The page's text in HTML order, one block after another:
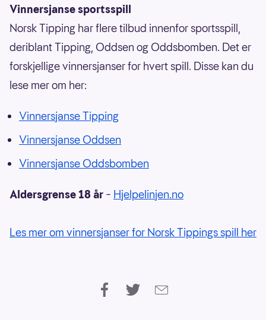
Vinnersjanse sportsspill
Norsk Tipping har flere tilbud innenfor sportsspill,
deriblant Tipping, Oddsen og Oddsbomben. Det er
forskjellige vinnersjanser for hvert spill. Disse kan du
lese mer om her:
Vinnersjanse Tipping
Vinnersjanse Oddsen
Vinnersjanse Oddsbomben
Aldersgrense 18 år – Hjelpelinjen.no
Les mer om vinnersjanser for Norsk Tippings spill her